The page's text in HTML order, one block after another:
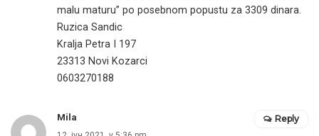
malu maturu” po posebnom popustu za 3309 dinara.
Ruzica Sandic
Kralja Petra I 197
23313 Novi Kozarci
0603270188
Mila Reply